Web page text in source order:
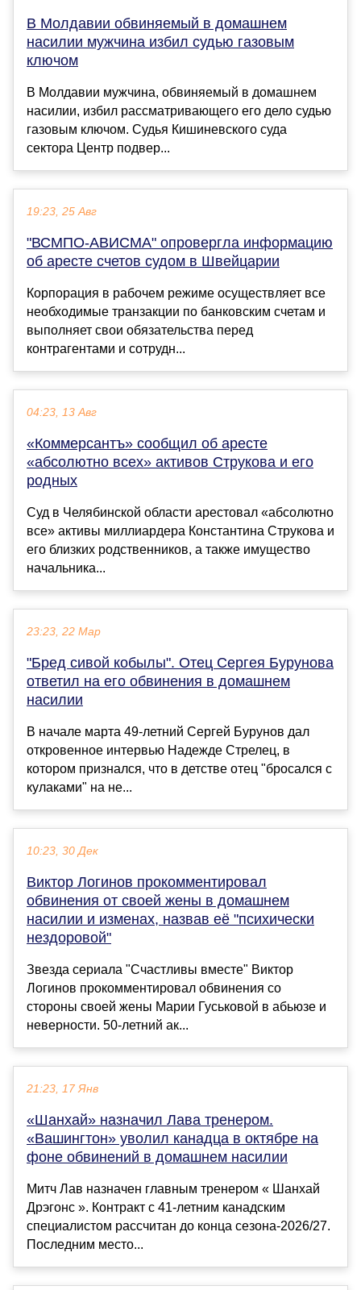
В Молдавии обвиняемый в домашнем
насилии мужчина избил судью газовым
ключом
В Молдавии мужчина, обвиняемый в домашнем
насилии, избил рассматривающего его дело судью
газовым ключом. Судья Кишиневского суда
сектора Центр подвер...
19:23, 25 Авг
"ВСМПО-АВИСМА" опровергла информацию
об аресте счетов судом в Швейцарии
Корпорация в рабочем режиме осуществляет все
необходимые транзакции по банковским счетам и
выполняет свои обязательства перед
контрагентами и сотрудн...
04:23, 13 Авг
«Коммерсантъ» сообщил об аресте
«абсолютно всех» активов Струкова и его
родных
Суд в Челябинской области арестовал «абсолютно
все» активы миллиардера Константина Струкова и
его близких родственников, а также имущество
начальника...
23:23, 22 Мар
"Бред сивой кобылы". Отец Сергея Бурунова
ответил на его обвинения в домашнем
насилии
В начале марта 49-летний Сергей Бурунов дал
откровенное интервью Надежде Стрелец, в
котором признался, что в детстве отец "бросался с
кулаками" на не...
10:23, 30 Дек
Виктор Логинов прокомментировал
обвинения от своей жены в домашнем
насилии и изменах, назвав её "психически
нездоровой"
Звезда сериала "Счастливы вместе" Виктор
Логинов прокомментировал обвинения со
стороны своей жены Марии Гуськовой в абьюзе и
неверности. 50-летний ак...
21:23, 17 Янв
«Шанхай» назначил Лава тренером.
«Вашингтон» уволил канадца в октябре на
фоне обвинений в домашнем насилии
Митч Лав назначен главным тренером « Шанхай
Дрэгонс ». Контракт с 41-летним канадским
специалистом рассчитан до конца сезона-2026/27.
Последним место...